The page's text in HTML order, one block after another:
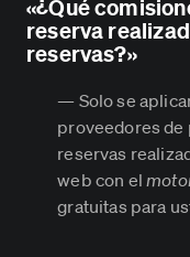
«¿Qué
reserva
reservas?»
— Solo se
proveedores de
reservas
web con el
gratuitas para